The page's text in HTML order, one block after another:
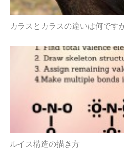
カラスとカラスの違いは何です
ルイス構造の描き方